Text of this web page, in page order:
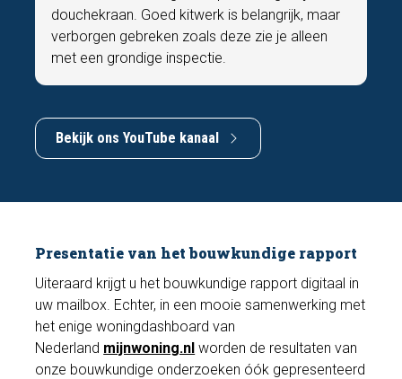
douchekraan. Goed kitwerk is belangrijk, maar
verborgen gebreken zoals deze zie je alleen
met een grondige inspectie.
Bekijk ons YouTube kanaal
Presentatie van het bouwkundige rapport
Uiteraard krijgt u het bouwkundige rapport digitaal in
uw mailbox. Echter, in een mooie samenwerking met
het enige woningdashboard van
Nederland mijnwoning.nl worden de resultaten van
onze bouwkundige onderzoeken óók gepresenteerd